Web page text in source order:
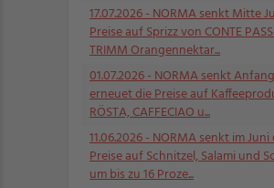
17.07.2026- NORMA senkt Mitte
Preise auf Sprizz von CONTE
TRIMM Orangennektar...
01.07.2026- NORMA senkt
erneuet die Preise auf
RÖSTA, CAFFECIAO u...
11.06.2026- NORMA senkt im Juni
Preise auf Schnitzel, Salami und
um bis zu 16 Proze...